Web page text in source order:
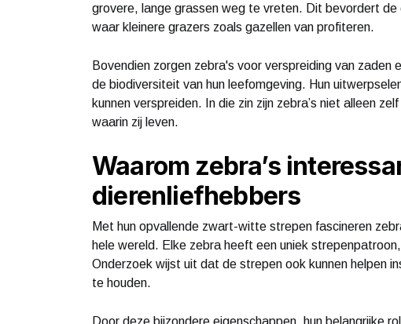
grovere, lange grassen weg te vreten. Dit bevordert
waar kleinere grazers zoals gazellen van profiteren.
Bovendien zorgen zebra's voor verspreiding van zaden
de biodiversiteit van hun leefomgeving. Hun
kunnen verspreiden. In die zin zijn zebra’s niet alleen
waarin zij leven.
Waarom zebra’s
dierenliefhebbers
Met hun opvallende zwart-witte strepen fascineren
hele wereld. Elke zebra heeft een uniek
Onderzoek wijst uit dat de strepen ook kunnen helpen
te houden.
Door deze bijzondere eigenschappen, hun belangrijke